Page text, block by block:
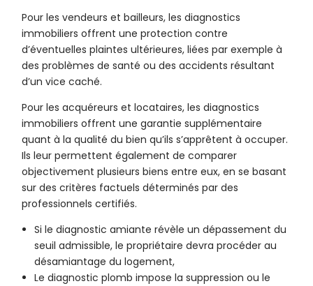
Pour les vendeurs et bailleurs, les diagnostics
immobiliers offrent une protection contre
d’éventuelles plaintes ultérieures, liées par exemple à
des problèmes de santé ou des accidents résultant
d’un vice caché.
Pour les acquéreurs et locataires, les diagnostics
immobiliers offrent une garantie supplémentaire
quant à la qualité du bien qu’ils s’apprêtent à occuper.
Ils leur permettent également de comparer
objectivement plusieurs biens entre eux, en se basant
sur des critères factuels déterminés par des
professionnels certifiés.
Si le diagnostic amiante révèle un dépassement du
seuil admissible, le propriétaire devra procéder au
désamiantage du logement,
Le diagnostic plomb impose la suppression ou le